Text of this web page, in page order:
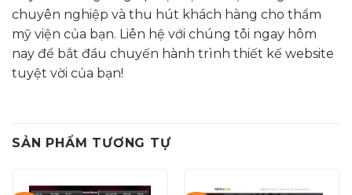
chuyên nghiệp và thu hút khách hàng cho thẩm
mỹ viện của bạn. Liên hệ với chúng tôi ngay hôm
nay để bắt đầu chuyến hành trình thiết kế website
tuyệt vời của bạn!
SẢN PHẨM TƯƠNG TỰ